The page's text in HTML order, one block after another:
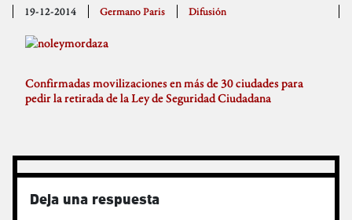
19-12-2014 Germano Paris Difusión
Confirmadas movilizaciones en más de 30 ciudades para
pedir la retirada de la Ley de Seguridad Ciudadana
Deja una respuesta